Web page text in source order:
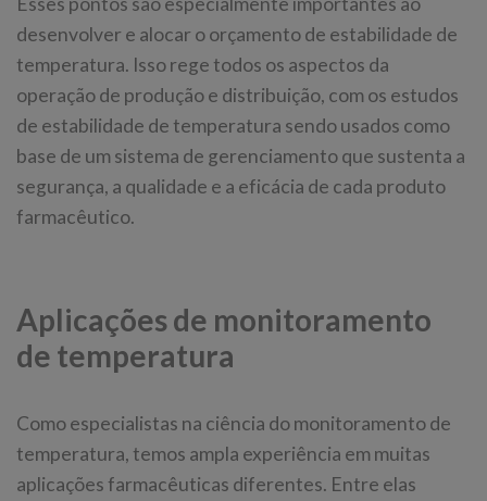
desenvolver e alocar o orçamento de estabilidade de
temperatura. Isso rege todos os aspectos da
operação de produção e distribuição, com os estudos
de estabilidade de temperatura sendo usados como
base de um sistema de gerenciamento que sustenta a
segurança, a qualidade e a eficácia de cada produto
farmacêutico.
Aplicações de monitoramento
de temperatura
Como especialistas na ciência do monitoramento de
temperatura, temos ampla experiência em muitas
aplicações farmacêuticas diferentes. Entre elas